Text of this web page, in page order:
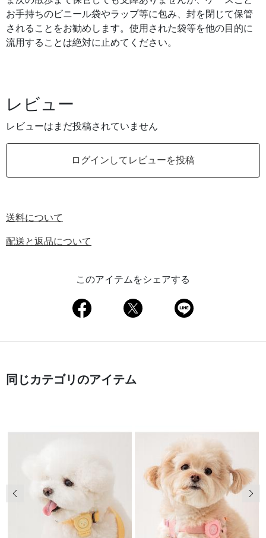
お手持ちのビニール袋やラップ等に包み、封を閉じて保管
されることをお勧めします。使用された袋等を他の目的に
流用することは絶対に止めてください。
レビュー
レビューはまだ投稿されていません
ログインしてレビューを投稿
送料について
配送と返品について
このアイテムをシェアする
同じカテゴリのアイテム
前の画像 次